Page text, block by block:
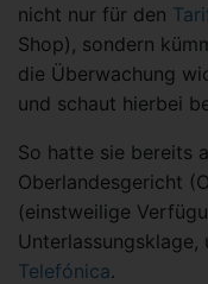
nicht nur für den
Shop), sondern
die Überwachung
und schaut hierbei
So hatte sie bereits
Oberlandesgericht
(einstweilige
Unterlassungsklage,
Telefónica.